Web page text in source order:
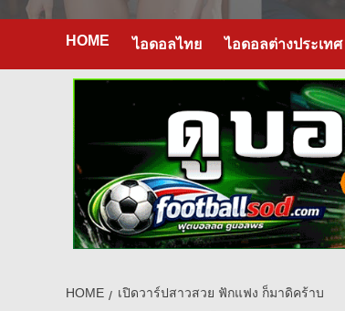
HOME ไอดอลไทย ไอดอลต่างประเทศ
HOME เปิดวาร์ปสาวสวย ฟักแฟง ก็มาดิคร้าบ